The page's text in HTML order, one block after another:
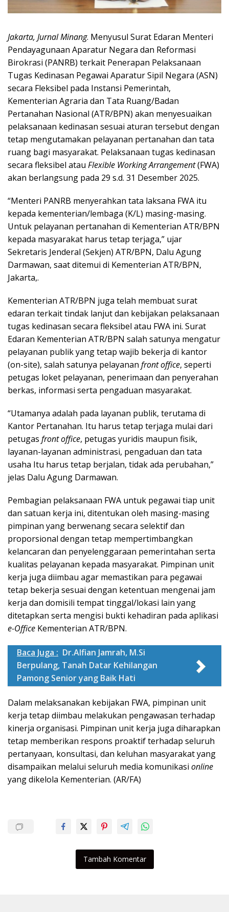
Jakarta, Jurnal Minang. Menyusul Surat Edaran Menteri
Pendayagunaan Aparatur Negara dan Reformasi
Birokrasi (PANRB) terkait Penerapan Pelaksanaan
Tugas Kedinasan Pegawai Aparatur Sipil Negara (ASN)
secara Fleksibel pada Instansi Pemerintah,
Kementerian Agraria dan Tata Ruang/Badan
Pertanahan Nasional (ATR/BPN) akan menyesuaikan
pelaksanaan kedinasan sesuai aturan tersebut dengan
tetap mengutamakan pelayanan pertanahan dan tata
ruang bagi masyarakat. Pelaksanaan tugas kedinasan
secara fleksibel atau Flexible Working Arrangement(FWA)
akan berlangsung pada 29 s.d. 31 Desember 2025.
“Menteri PANRB menyerahkan tata laksana FWA itu
kepada kementerian/lembaga (K/L) masing-masing.
Untuk pelayanan pertanahan di Kementerian ATR/BPN
kepada masyarakat harus tetap terjaga,” ujar
Sekretaris Jenderal (Sekjen) ATR/BPN, Dalu Agung
Darmawan, saat ditemui di Kementerian ATR/BPN,
Jakarta,.
Kementerian ATR/BPN juga telah membuat surat
edaran terkait tindak lanjut dan kebijakan pelaksanaan
tugas kedinasan secara fleksibel atau FWA ini. Surat
Edaran Kementerian ATR/BPN salah satunya mengatur
pelayanan publik yang tetap wajib bekerja di kantor
(on-site), salah satunya pelayanan front office, seperti
petugas loket pelayanan, penerimaan dan penyerahan
berkas, informasi serta pengaduan masyarakat.
“Utamanya adalah pada layanan publik, terutama di
Kantor Pertanahan. Itu harus tetap terjaga mulai dari
petugas front office, petugas yuridis maupun fisik,
layanan-layanan administrasi, pengaduan dan tata
usaha Itu harus tetap berjalan, tidak ada perubahan,”
jelas Dalu Agung Darmawan.
Pembagian pelaksanaan FWA untuk pegawai tiap unit
dan satuan kerja ini, ditentukan oleh masing-masing
pimpinan yang berwenang secara selektif dan
proporsional dengan tetap mempertimbangkan
kelancaran dan penyelenggaraan pemerintahan serta
kualitas pelayanan kepada masyarakat. Pimpinan unit
kerja juga diimbau agar memastikan para pegawai
tetap bekerja sesuai dengan ketentuan mengenai jam
kerja dan domisili tempat tinggal/lokasi lain yang
ditetapkan serta mengisi bukti kehadiran pada aplikasi
e-Office Kementerian ATR/BPN.
Baca Juga : Dr.Alfian Jamrah, M.Si
Berpulang, Tanah Datar Kehilangan
Pamong Senior yang Baik Hati
Dalam melaksanakan kebijakan FWA, pimpinan unit
kerja tetap diimbau melakukan pengawasan terhadap
kinerja organisasi. Pimpinan unit kerja juga diharapkan
tetap memberikan respons proaktif terhadap seluruh
pertanyaan, konsultasi, dan keluhan masyarakat yang
disampaikan melalui seluruh media komunikasi online
yang dikelola Kementerian. (AR/FA)
Tambah Komentar